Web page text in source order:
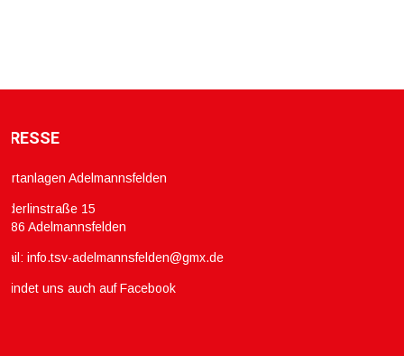
Adelmannsfelden
15
Adelmannsfelden
info.tsv-adelmannsfelden@gmx.de
findet uns auch auf Facebook